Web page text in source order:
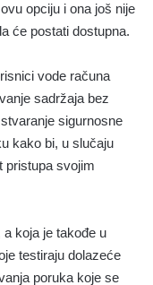
opciju i ona još nije
će postati dostupna.
vode računa
sadržaja bez
sigurnosne
kako bi, u slučaju
pristupa svojim
koja je takođe u
testiraju dolazeće
poruka koje se